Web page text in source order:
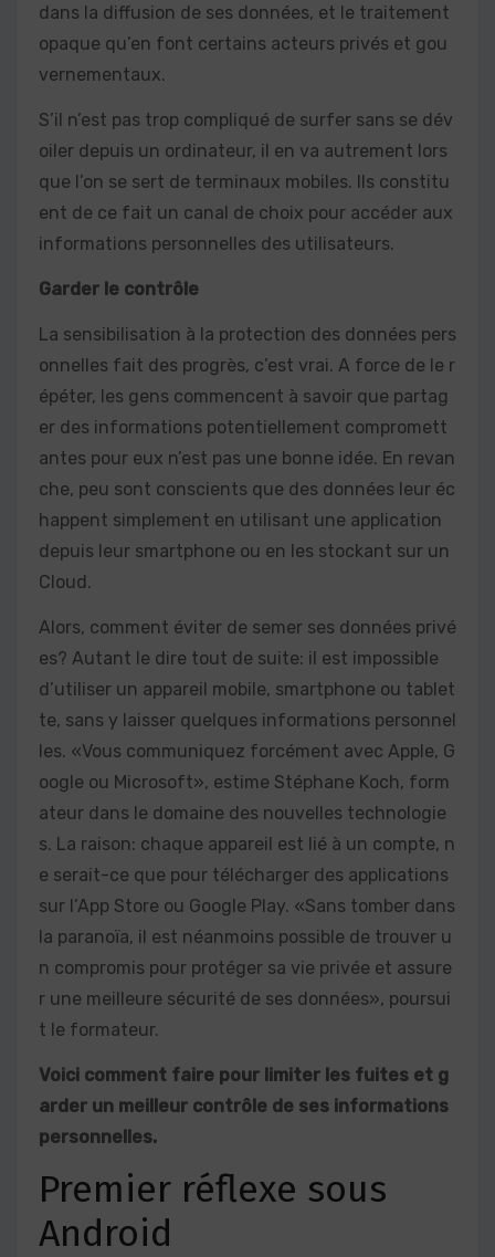
dans la diffusion de ses données, et le traitement
opaque qu’en font certains acteurs privés et gou
vernementaux.
S’il n’est pas trop compliqué de surfer sans se dév
oiler depuis un ordinateur, il en va autrement lors
que l’on se sert de terminaux mobiles. Ils constitu
ent de ce fait un canal de choix pour accéder aux
informations personnelles des utilisateurs.
Garder le contrôle
La sensibilisation à la protection des données pers
onnelles fait des progrès, c’est vrai. A force de le r
épéter, les gens commencent à savoir que partag
er des informations potentiellement compromett
antes pour eux n’est pas une bonne idée. En revan
che, peu sont conscients que des données leur éc
happent simplement en utilisant une application
depuis leur smartphone ou en les stockant sur un
Cloud.
Alors, comment éviter de semer ses données privé
es? Autant le dire tout de suite: il est impossible
d’utiliser un appareil mobile, smartphone ou tablet
te, sans y laisser quelques informations personnel
les. «Vous communiquez forcément avec Apple, G
oogle ou Microsoft», estime Stéphane Koch, form
ateur dans le domaine des nouvelles technologie
s. La raison: chaque appareil est lié à un compte, n
e serait-ce que pour télécharger des applications
sur l’App Store ou Google Play. «Sans tomber dans
la paranoïa, il est néanmoins possible de trouver u
n compromis pour protéger sa vie privée et assure
r une meilleure sécurité de ses données», poursui
t le formateur.
Voici comment faire pour limiter les fuites et g
arder un meilleur contrôle de ses informations
personnelles.
Premier réflexe sous
Android